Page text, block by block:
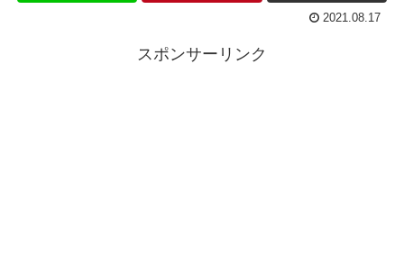
2021.08.17
スポンサーリンク